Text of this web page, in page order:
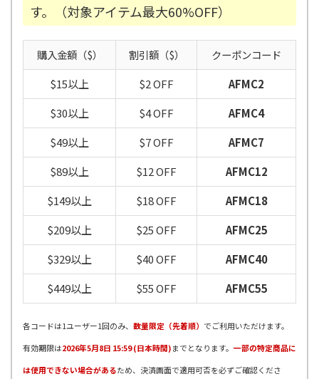
す。（対象アイテム最大60%OFF）
購入金額（$） 割引額（$）
クーポンコード
$15以上
$2 OFF
AFMC2
$30以上
$4 OFF
AFMC4
$49以上
$7 OFF
AFMC7
$89以上
$12 OFF
AFMC12
$149以上
$18 OFF
AFMC18
$209以上
$25 OFF
AFMC25
$329以上
$40 OFF
AFMC40
$449以上
$55 OFF AFMC55
各コードは1ユーザー1回のみ、 数量限定（先着順） でご利用いただけます。
有効期限は2026年5月8日 15:59 (日本時間)までとなります。 一部の特定商品に
は使用できない場合があるため、決済画面で適用可否を必ずご確認くださ